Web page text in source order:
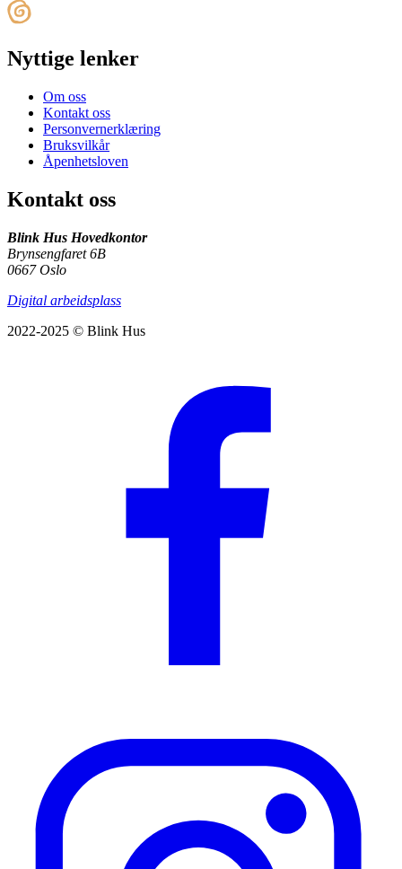
Nyttige lenker
Om oss
Kontakt oss
Personvernerklæring
Bruksvilkår
Åpenhetsloven
Kontakt oss
Blink Hus Hovedkontor
Brynsengfaret 6B
0667 Oslo
Digital arbeidsplass
2022-2025 © Blink Hus